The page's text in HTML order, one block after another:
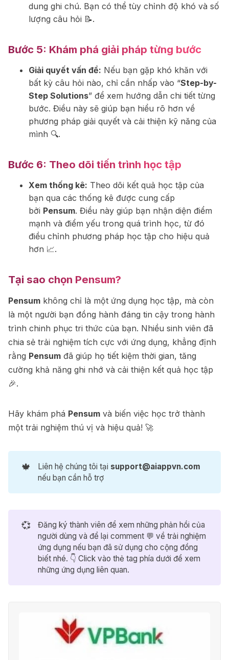
dung ghi chú. Bạn có thể tùy chỉnh độ khó và số
lượng câu hỏi 📝.
Bước 5: Khám phá giải pháp từng bước
Giải quyết vấn đề: Nếu bạn gặp khó khăn với
bất kỳ câu hỏi nào, chỉ cần nhấp vào “Step-by-
Step Solutions” để xem hướng dẫn chi tiết từng
bước. Điều này sẽ giúp bạn hiểu rõ hơn về
phương pháp giải quyết và cải thiện kỹ năng của
mình 🔍.
Bước 6: Theo dõi tiến trình học tập
Xem thống kê: Theo dõi kết quả học tập của
bạn qua các thống kê được cung cấp
bởi Pensum. Điều này giúp bạn nhận diện điểm
mạnh và điểm yếu trong quá trình học, từ đó
điều chỉnh phương pháp học tập cho hiệu quả
hơn 📈.
Tại sao chọn Pensum?
Pensum không chỉ là một ứng dụng học tập, mà còn
là một người bạn đồng hành đáng tin cậy trong hành
trình chinh phục tri thức của bạn. Nhiều sinh viên đã
chia sẻ trải nghiệm tích cực với ứng dụng, khẳng định
rằng Pensum đã giúp họ tiết kiệm thời gian, tăng
cường khả năng ghi nhớ và cải thiện kết quả học tập
🎉.
Hãy khám phá Pensum và biến việc học trở thành
một trải nghiệm thú vị và hiệu quả! 🚀
🍁 Liên hệ chúng tôi tại support@aiappvn.com
nếu bạn cần hỗ trợ
💞
Đăng ký thành viên để xem những phản hồi của
người dùng và để lại comment 💬 về trải nghiệm
ứng dụng nếu bạn đã sử dụng cho cộng đồng
biết nhé. 👇 Click vào thẻ tag phía dưới để xem
những ứng dụng liên quan.